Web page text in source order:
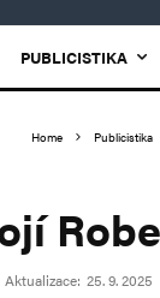
PUBLICISTIKA
Home Publicistika
Aktualizace: 25. 9. 2025